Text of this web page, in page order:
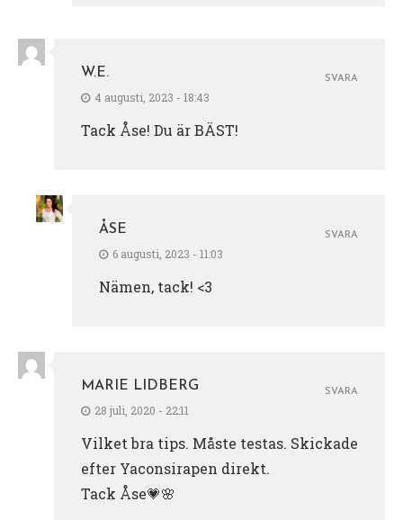
W.E.
4 augusti, 2023 - 18:43
Tack Åse! Du är BÄST!
SVARA
ÅSE
6 augusti, 2023 - 11:03
Nämen, tack! <3
SVARA
MARIE LIDBERG
28 juli, 2020 - 22:11
Vilket bra tips. Måste testas. Skickade
efter Yaconsirapen direkt.
Tack Åse💗🌸
SVARA